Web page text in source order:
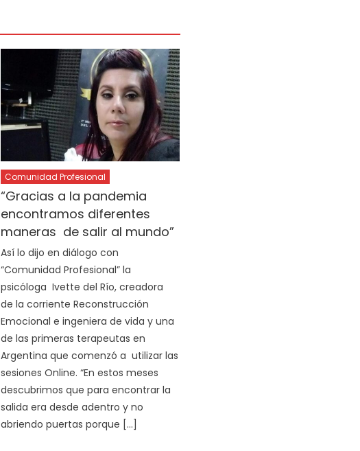
Comunidad Profesional
“Gracias a la pandemia
encontramos diferentes
maneras de salir al mundo”
Así lo dijo en diálogo con
“Comunidad Profesional” la
psicóloga Ivette del Río, creadora
de la corriente Reconstrucción
Emocional e ingeniera de vida y una
de las primeras terapeutas en
Argentina que comenzó a utilizar las
sesiones Online. “En estos meses
descubrimos que para encontrar la
salida era desde adentro y no
abriendo puertas porque […]